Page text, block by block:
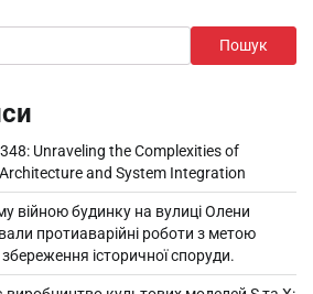
Пошук
Unraveling the Complexities of
and System Integration
війною будинку на вулиці Олени
протиаварійні роботи з метою
історичної споруди.